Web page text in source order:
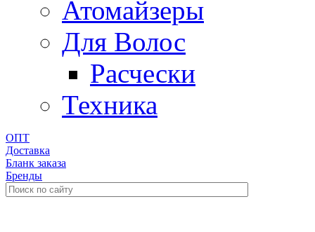
Атомайзеры
Для Волос
Расчески
Техника
ОПТ
Доставка
Бланк заказа
Бренды